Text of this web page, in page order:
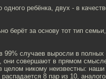
ребёнка, двух - в
берёт за основу тот тип
случаев выросли в
они совершают в прямом
целом никому неизвестны:
8 пар из 10,